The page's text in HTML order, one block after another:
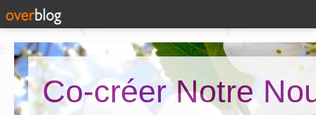
Co-créer Notre